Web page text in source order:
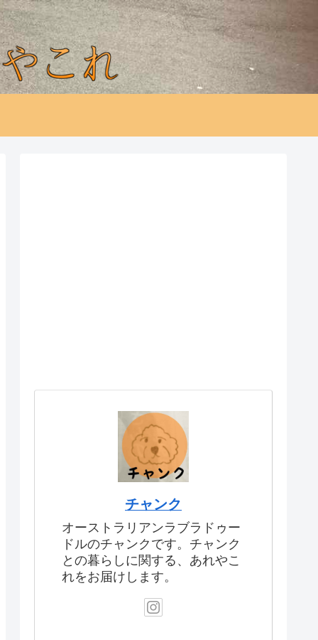
チャンク
オーストラリアンラブラドゥー
ドルのチャンクです。チャンク
との暮らしに関する、あれやこ
れをお届けします。